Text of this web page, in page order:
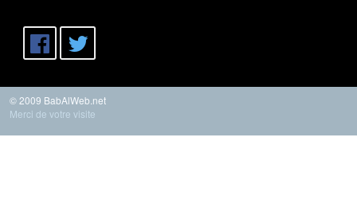
© 2009 BabAlWeb.net
Merci de votre visite